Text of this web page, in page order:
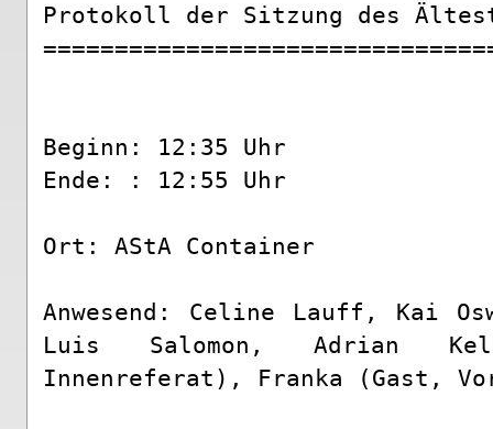
Protokoll der Sitzung des
Beginn: 12:35 Uhr
Ende: : 12:55 Uhr
Ort: AStA Container
Anwesend: Celine Lauff, Kai
Luis Salomon, Adrian
Innenreferat), Franka (Gast,